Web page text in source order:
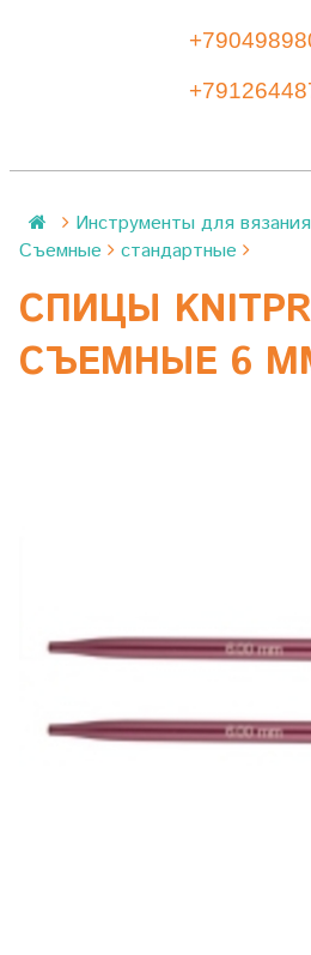
Инструменты для вязания
Съемные
стандартные
СПИЦЫ
СЪЕМНЫЕ 6